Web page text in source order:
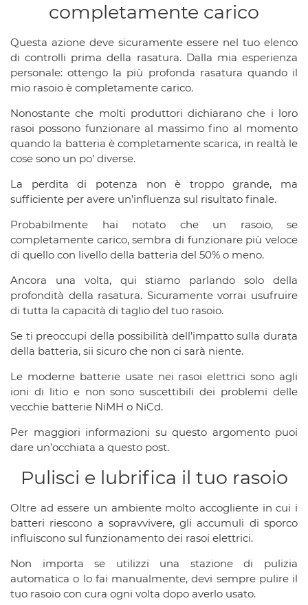
completamente carico
Questa azione deve sicuramente essere nel tuo elenco
di controlli prima della rasatura. Dalla mia esperienza
personale: ottengo la più profonda rasatura quando il
mio rasoio è completamente carico.
Nonostante che molti produttori dichiarano che i loro
rasoi possono funzionare al massimo fino al momento
quando la batteria è completamente scarica, in realtà le
cose sono un po’ diverse.
La perdita di potenza non è troppo grande, ma
sufficiente per avere un’influenza sul risultato finale.
Probabilmente hai notato che un rasoio, se
completamente carico, sembra di funzionare più veloce
di quello con livello della batteria del 50% o meno.
Ancora una volta, qui stiamo parlando solo della
profondità della rasatura. Sicuramente vorrai usufruire
di tutta la capacità di taglio del tuo rasoio.
Se ti preoccupi della possibilità dell’impatto sulla durata
della batteria, sii sicuro che non ci sarà niente.
Le moderne batterie usate nei rasoi elettrici sono agli
ioni di litio e non sono suscettibili dei problemi delle
vecchie batterie NiMH o NiCd.
Per maggiori informazioni su questo argomento puoi
dare un’occhiata a questo post.
Pulisci e lubrifica il tuo rasoio
Oltre ad essere un ambiente molto accogliente in cui i
batteri riescono a sopravvivere, gli accumuli di sporco
influiscono sul funzionamento dei rasoi elettrici.
Non importa se utilizzi una stazione di pulizia
automatica o lo fai manualmente, devi sempre pulire il
tuo rasoio con cura ogni volta dopo averlo usato.